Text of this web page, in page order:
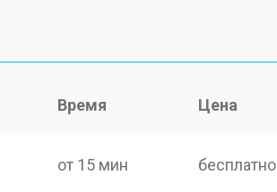
Время Цена
от 15 мин бесплатно